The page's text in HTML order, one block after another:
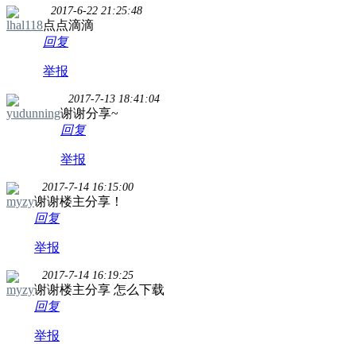
lhal118
2017-6-22 21:25:48
点点滴滴
回复
举报
yudunning
2017-7-13 18:41:04
谢谢分享~
回复
举报
myzy
2017-7-14 16:15:00
谢谢楼主分享！
回复
举报
myzy
2017-7-14 16:19:25
谢谢楼主分享 怎么下载
回复
举报